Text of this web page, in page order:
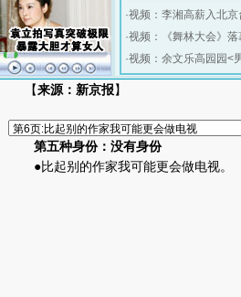
·视频：李湘高薪入北
·视频：《舞林大会》
·视频：余文乐高园园<
【来源：新京报】
第五种身份：没有身份
●比起别的作家我可能更会做电视。